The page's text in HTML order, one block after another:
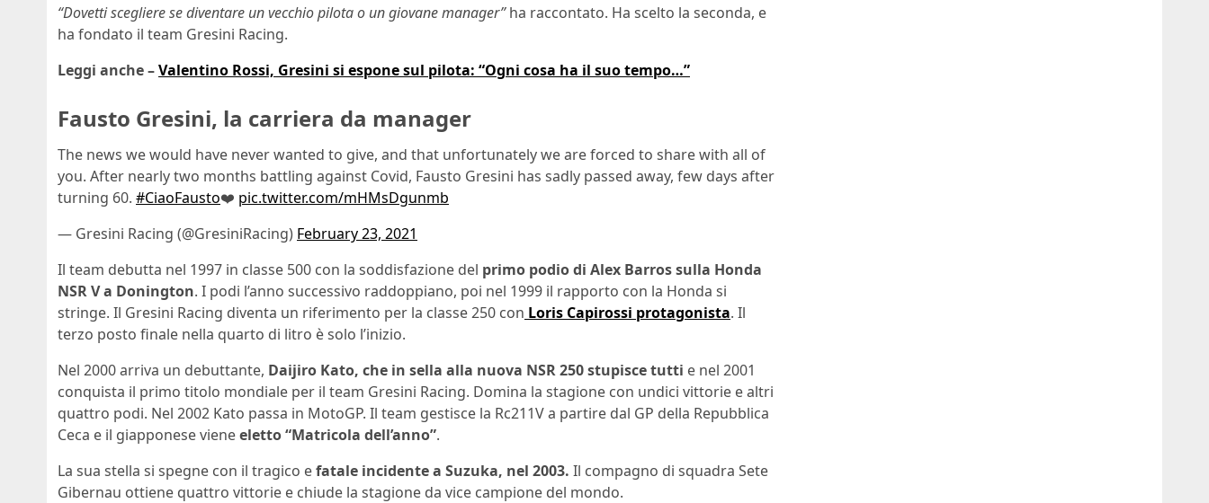
“Dovetti scegliere se diventare un vecchio pilota o un giovane manager”ha raccontato. Ha scelto la seconda, e
ha fondato il team Gresini Racing.
Leggi anche –Valentino Rossi, Gresini si espone sul pilota: “Ogni cosa ha il suo tempo…”
Fausto Gresini, la carriera da manager
The news we would have never wanted to give, and that unfortunately we are forced to share with all of
you. After nearly two months battling against Covid, Fausto Gresini has sadly passed away, few days after
turning 60. #CiaoFausto❤️ pic.twitter.com/mHMsDgunmb
— Gresini Racing (@GresiniRacing) February 23, 2021
Il team debutta nel 1997 in classe 500 con la soddisfazione del primo podio di Alex Barros sulla Honda
NSR V a Donington. I podi l’anno successivo raddoppiano, poi nel 1999 il rapporto con la Honda si
stringe. Il Gresini Racing diventa un riferimento per la classe 250 con Loris Capirossi protagonista. Il
terzo posto finale nella quarto di litro è solo l’inizio.
Nel 2000 arriva un debuttante, Daijiro Kato, che in sella alla nuova NSR 250 stupisce tutti e nel 2001
conquista il primo titolo mondiale per il team Gresini Racing. Domina la stagione con undici vittorie e altri
quattro podi. Nel 2002 Kato passa in MotoGP. Il team gestisce la Rc211V a partire dal GP della Repubblica
Ceca e il giapponese vieneeletto “Matricola dell’anno”.
La sua stella si spegne con il tragico efatale incidente a Suzuka, nel 2003. Il compagno di squadra Sete
Gibernau ottiene quattro vittorie e chiude la stagione da vice campione del mondo.